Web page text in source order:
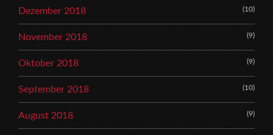
Dezember 2018 (10)
November 2018 (9)
Oktober 2018 (9)
September 2018 (10)
August 2018 (9)